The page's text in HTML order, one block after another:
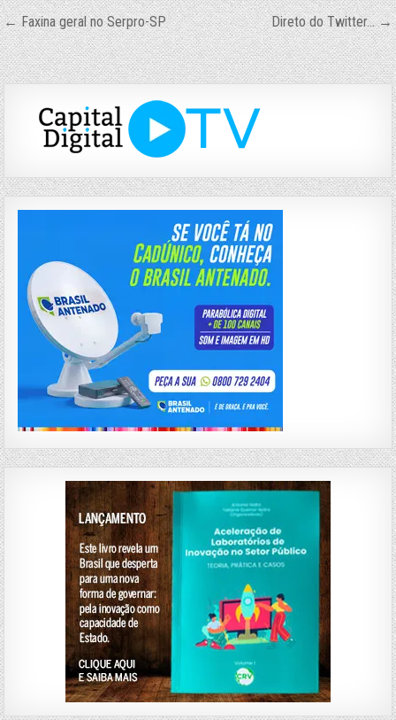
Navegação
de
Post
← Faxina geral no Serpro-SP Direto do Twitter… →